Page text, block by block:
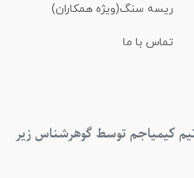
ریسه سنگ(ویژه همکاران)
تماس با ما
کیمیاجم توسط گوهرشناس زیر